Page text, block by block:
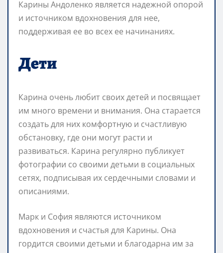
Карины Андоленко является надежной опорой
и источником вдохновения для нее,
поддерживая ее во всех ее начинаниях.
Дети
Карина очень любит своих детей и посвящает
им много времени и внимания. Она старается
создать для них комфортную и счастливую
обстановку, где они могут расти и
развиваться. Карина регулярно публикует
фотографии со своими детьми в социальных
сетях, подписывая их сердечными словами и
описаниями.
Марк и София являются источником
вдохновения и счастья для Карины. Она
гордится своими детьми и благодарна им за